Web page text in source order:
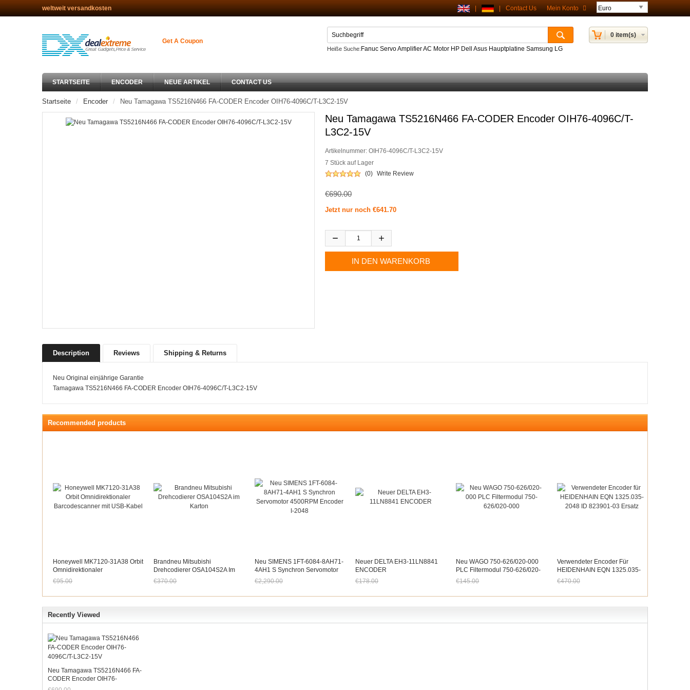
weltweit versandkosten Mein Konto
Contact Us
Get A Coupon
0 item(s)
Heiße Suche: Fanuc Servo Amplifier AC Motor HP Dell Asus Hauptplatine Samsung LG
STARTSEITE ENCODER NEUE ARTIKEL CONTACT US
Startseite Encoder Neu Tamagawa TS5216N466 FA-CODER Encoder OIH76-4096C/T-L3C2-15V
Neu Tamagawa TS5216N466 FA-CODER Encoder OIH76-4096C/T-
L3C2-15V
Artikelnummer: OIH76-4096C/T-L3C2-15V
7 Stück auf Lager
(0) Write Review
€690.00
Jetzt nur noch €641.70
Description Reviews Shipping & Returns
Neu Original einjährige Garantie
Tamagawa TS5216N466 FA-CODER Encoder OIH76-4096C/T-L3C2-15V
Recommended products
Honeywell MK7120-31A38 Orbit
Omnidirektionaler
Barcodescanner Mit USB-Kabel
€95.00
Brandneu Mitsubishi
Drehcodierer OSA104S2A Im
Karton
€370.00
Neu SIMENS 1FT-6084-8AH71-
4AH1 S Synchron Servomotor
4500RPM Encoder I-2048
€2,290.00
Neuer DELTA EH3-11LN8841
ENCODER
€178.00
Neu WAGO 750-626/020-000
PLC Filtermodul 750-626/020-
000
€145.00
Verwendeter Encoder Für
HEIDENHAIN EQN 1325.035-
2048 ID 823901-03 Ersatz
€470.00
Recently Viewed
Neu Tamagawa TS5216N466 FA-
CODER Encoder OIH76-
4096C/T-L3C2-15V